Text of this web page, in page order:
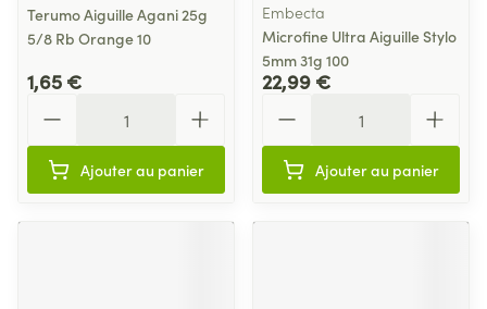
Terumo Aiguille Agani 25g
5/8 Rb Orange 10
1,65 €
Ajouter au panier
Embecta
Microfine Ultra Aiguille Stylo
5mm 31g 100
22,99 €
Ajouter au panier